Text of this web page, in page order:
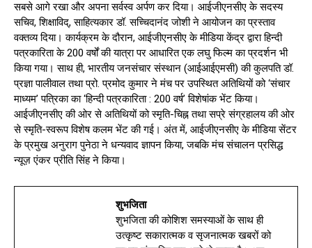
सबसे आगे रखा और अपना सर्वस्व अर्पण कर दिया। आईजीएनसीए के सदस्य
सचिव, शिक्षाविद्, साहित्यकार डॉ. सच्चिदानंद जोशी ने आयोजन का प्रस्ताव
वक्तव्य दिया। कार्यक्रम के दौरान, आईजीएनसीए के मीडिया केंद्र द्वारा हिन्दी
पत्रकारिता के 200 वर्षों की यात्रा पर आधारित एक लघु फिल्म का प्रदर्शन भी
किया गया। साथ ही, भारतीय जनसंचार संस्थान (आईआईएमसी) की कुलपति डॉ.
प्रज्ञा पालीवाल तथा प्रो. प्रमोद कुमार ने मंच पर उपस्थित अतिथियों को ‘संचार
माध्यम’ पत्रिका का ‘हिन्दी पत्रकारिता : 200 वर्ष’ विशेषांक भेंट किया।
आईजीएनसीए की ओर से अतिथियों को स्मृति-चिह्न तथा सप्रे संग्रहालय की ओर
से स्मृति-स्वरूप विशेष कलम भेंट की गई। अंत में, आईजीएनसीए के मीडिया सेंटर
के प्रमुख अनुराग पुनेठा ने धन्यवाद ज्ञापन किया, जबकि मंच संचालन प्रसिद्ध
न्यूज़ एंकर प्रीति सिंह ने किया।
शुभजिता
शुभजिता की कोशिश समस्याओं के साथ ही
उत्कृष्ट सकारात्मक व सृजनात्मक खबरों को